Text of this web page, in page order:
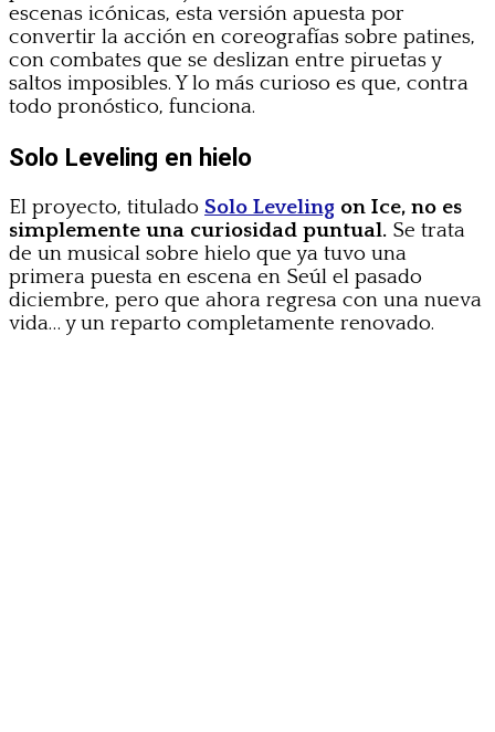
escenas icónicas, esta versión apuesta por
convertir la acción en coreografías sobre patines,
con combates que se deslizan entre piruetas y
saltos imposibles. Y lo más curioso es que, contra
todo pronóstico, funciona.
Solo Leveling en hielo
El proyecto, titulado Solo Leveling on Ice, no es
simplemente una curiosidad puntual. Se trata
de un musical sobre hielo que ya tuvo una
primera puesta en escena en Seúl el pasado
diciembre, pero que ahora regresa con una nueva
vida… y un reparto completamente renovado.